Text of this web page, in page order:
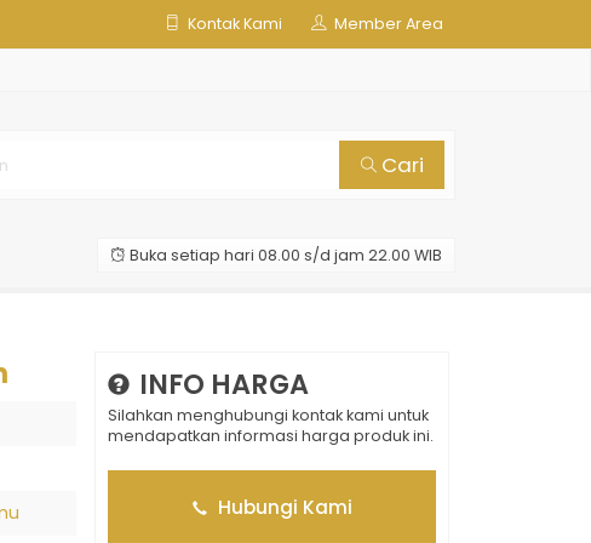
Kontak Kami Member Area
Cari
Buka setiap hari 08.00 s/d jam 22.00 WIB
INFO HARGA
Silahkan menghubungi kontak kami untuk
mendapatkan informasi harga produk ini.
Hubungi Kami